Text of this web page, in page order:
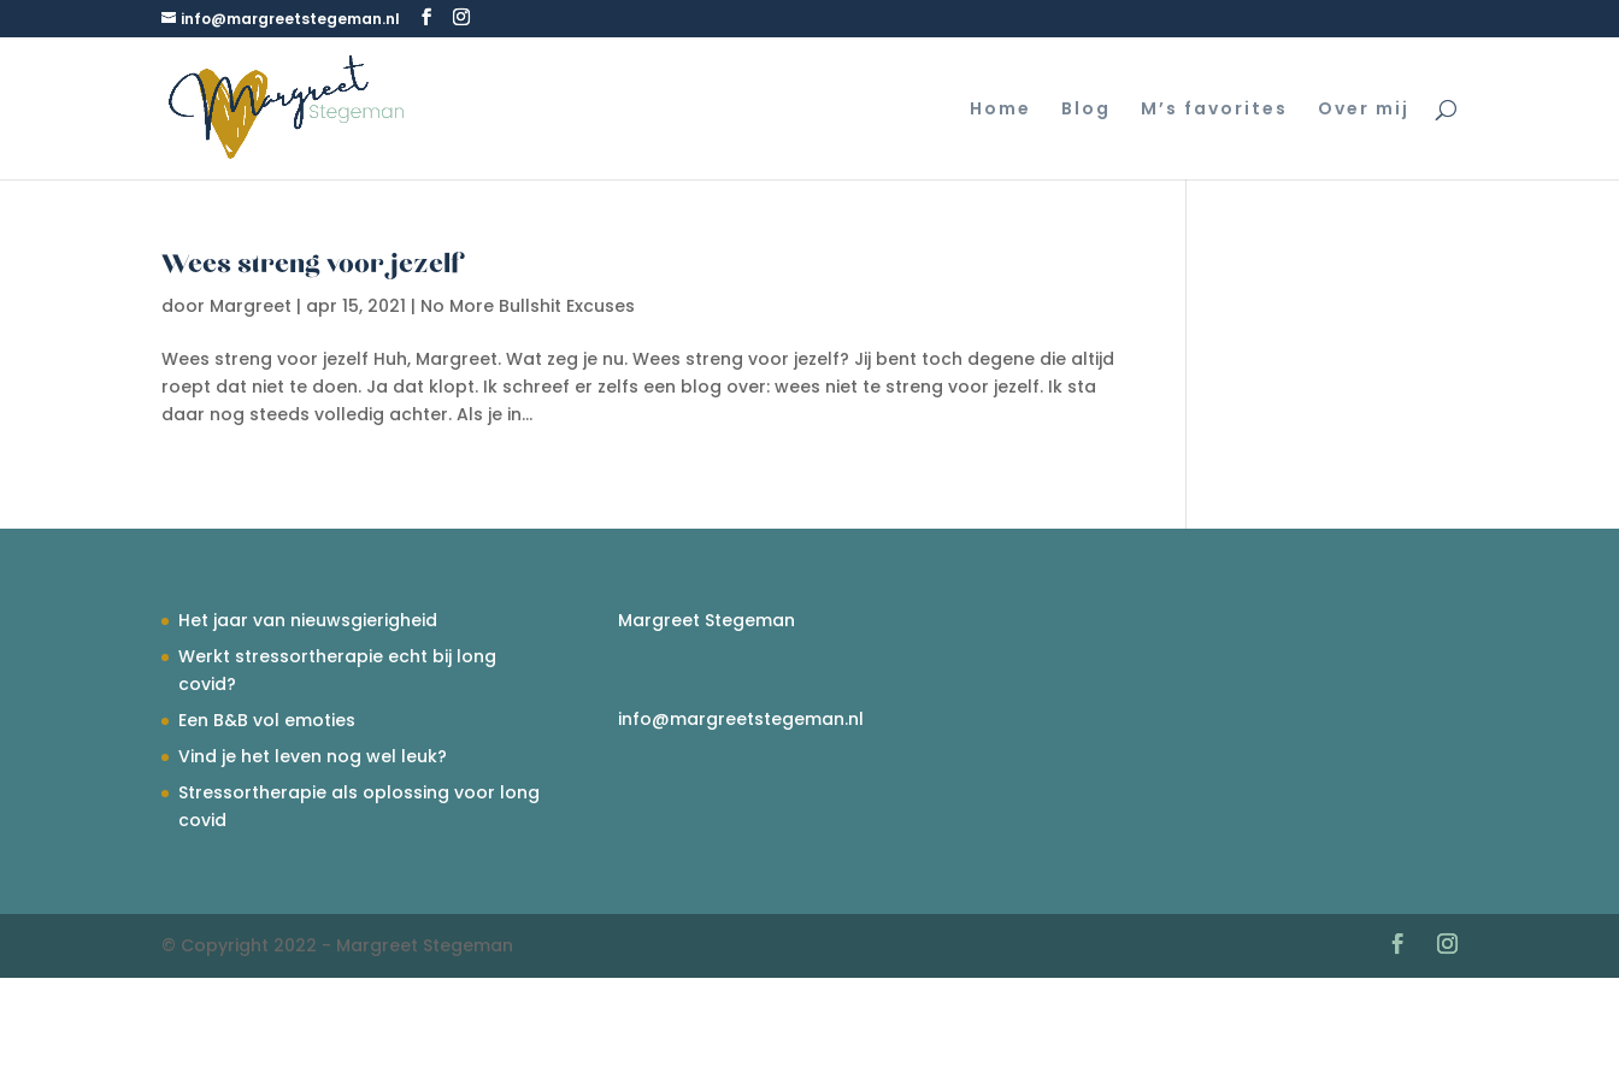
info@margreetstegeman.nl
Home Blog M’s favorites Over mij
Wees streng voor jezelf
door Margreet | apr 15, 2021 | No More Bullshit Excuses
Wees streng voor jezelf Huh, Margreet. Wat zeg je nu. Wees streng voor jezelf? Jij bent toch degene die altijd
roept dat niet te doen. Ja dat klopt. Ik schreef er zelfs een blog over: wees niet te streng voor jezelf. Ik sta
daar nog steeds volledig achter. Als je in...
Het jaar van nieuwsgierigheid
Werkt stressortherapie echt bij long
covid?
Een B&B vol emoties
Vind je het leven nog wel leuk?
Stressortherapie als oplossing voor long
covid
Margreet Stegeman
info@margreetstegeman.nl
© Copyright 2022 - Margreet Stegeman